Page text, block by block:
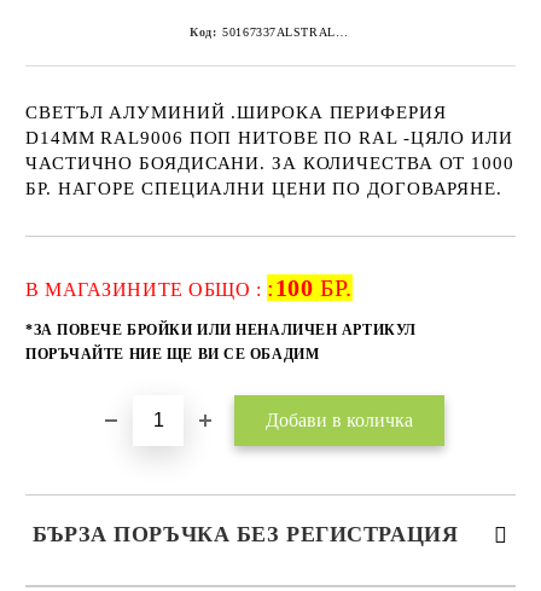
Код:
СВЕТЪЛ АЛУМИНИЙ .ШИРОКА ПЕРИФЕРИЯ
D14MM RAL9006 ПОП НИТОВЕ ПО RAL -ЦЯЛО ИЛИ
ЧАСТИЧНО БОЯДИСАНИ. ЗА КОЛИЧЕСТВА ОТ 1000
БР. НАГОРЕ СПЕЦИАЛНИ ЦЕНИ ПО ДОГОВАРЯНЕ.
В МАГАЗИНИТЕ ОБЩО : :100 БР.
*ЗА ПОВЕЧЕ БРОЙКИ ИЛИ НЕНАЛИЧЕН АРТИКУЛ
ПОРЪЧАЙТЕ НИЕ ЩЕ ВИ СЕ ОБАДИМ
БЪРЗА ПОРЪЧКА БЕЗ РЕГИСТРАЦИЯ